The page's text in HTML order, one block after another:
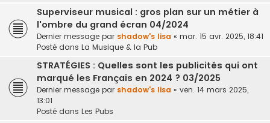
Superviseur musical : gros plan sur un métier à
l'ombre du grand écran 04/2024
Dernier message par shadow's lisa « mar. 15 avr. 2025, 18:41
Posté dans La Musique & la Pub
STRATÉGIES : Quelles sont les publicités qui ont
marqué les Français en 2024 ? 03/2025
Dernier message par shadow's lisa « ven. 14 mars 2025,
13:01
Posté dans Les Pubs